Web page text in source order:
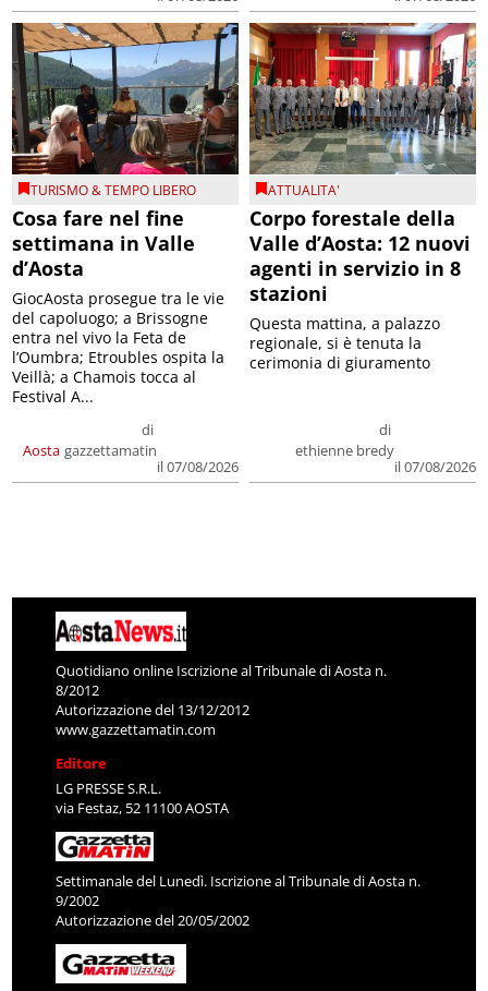
TURISMO & TEMPO LIBERO
Cosa fare nel fine
settimana in Valle
d’Aosta
Aosta
di
gazzettamatin
il 07/08/2026
GiocAosta prosegue tra le vie
del capoluogo; a Brissogne
entra nel vivo la Feta de
l’Oumbra; Etroubles ospita la
Veillà; a Chamois tocca al
Festival A...
ATTUALITA'
Corpo forestale della
Valle d’Aosta: 12 nuovi
agenti in servizio in 8
stazioni
di
ethienne bredy
il 07/08/2026
Questa mattina, a palazzo
regionale, si è tenuta la
cerimonia di giuramento
Quotidiano online Iscrizione al Tribunale di Aosta n.
8/2012
Autorizzazione del 13/12/2012
www.gazzettamatin.com
Editore
LG PRESSE S.R.L.
via Festaz, 52 11100 AOSTA
Settimanale del Lunedì. Iscrizione al Tribunale di Aosta n.
9/2002
Autorizzazione del 20/05/2002